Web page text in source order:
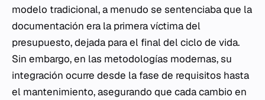
modelo tradicional, a menudo se sentenciaba que la
documentación era la primera víctima del
presupuesto, dejada para el final del ciclo de vida.
Sin embargo, en las metodologías modernas, su
integración ocurre desde la fase de requisitos hasta
el mantenimiento, asegurando que cada cambio en